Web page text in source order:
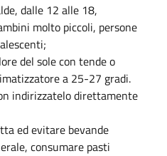
dalle 12 alle 18,
molto piccoli, persone
del sole con tende o
a 25-27 gradi.
indirizzatelo direttamente
ed evitare bevande
consumare pasti